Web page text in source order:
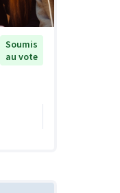
Soumis
au vote